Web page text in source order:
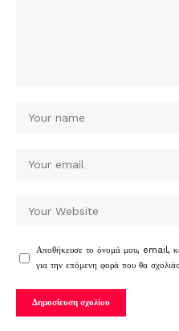
Αποθήκευσε το όνομά μου, email,
για την επόμενη φορά που θα